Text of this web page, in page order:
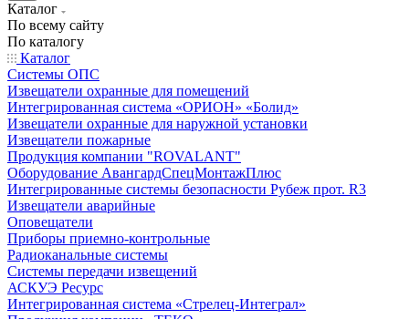
Каталог
По всему сайту
По каталогу
Каталог
Системы ОПС
Извещатели охранные для помещений
Интегрированная система «ОРИОН» «Болид»
Извещатели охранные для наружной установки
Извещатели пожарные
Продукция компании "ROVALANT"
Оборудование АвангардСпецМонтажПлюс
Интегрированные системы безопасности Рубеж прот. R3
Извещатели аварийные
Оповещатели
Приборы приемно-контрольные
Радиоканальные системы
Системы передачи извещений
АСКУЭ Ресурс
Интегрированная система «Стрелец-Интеграл»